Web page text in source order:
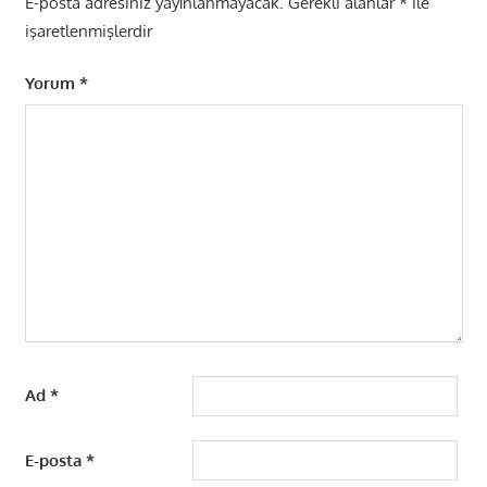
işaretlenmişlerdir
Yorum *
Ad *
E-posta *